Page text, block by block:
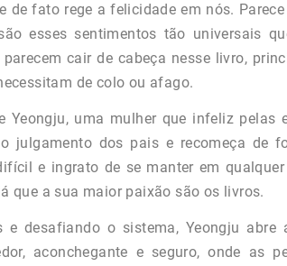
de fato rege a felicidade em nós.
esses sentimentos tão universais
cair de cabeça nesse livro,
de colo ou afago.
Yeongju, uma mulher que infeliz pelas
julgamento dos pais e recomeça de
e ingrato de se manter em
que a sua maior paixão são os livros.
e desafiando o sistema, Yeongju abre
aconchegante e seguro, onde as